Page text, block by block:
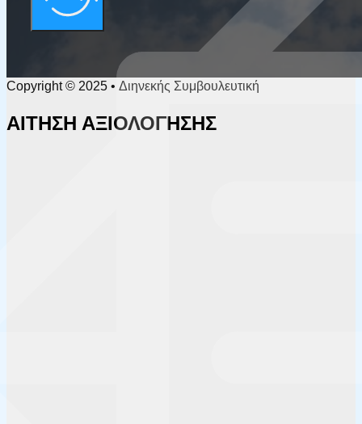
Copyright © 2025 • Διηνεκής Συμβουλευτική
ΑΙΤΗΣΗ ΑΞΙΟΛΟΓΗΣΗΣ